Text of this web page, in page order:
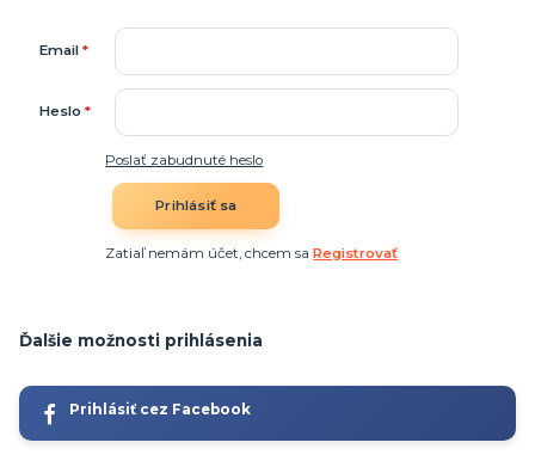
Email*
Heslo*
Poslať zabudnuté heslo
Prihlásiť sa
Zatiaľ nemám účet, chcem saRegistrovať
Ďalšie možnosti prihlásenia
Prihlásiť cez Facebook